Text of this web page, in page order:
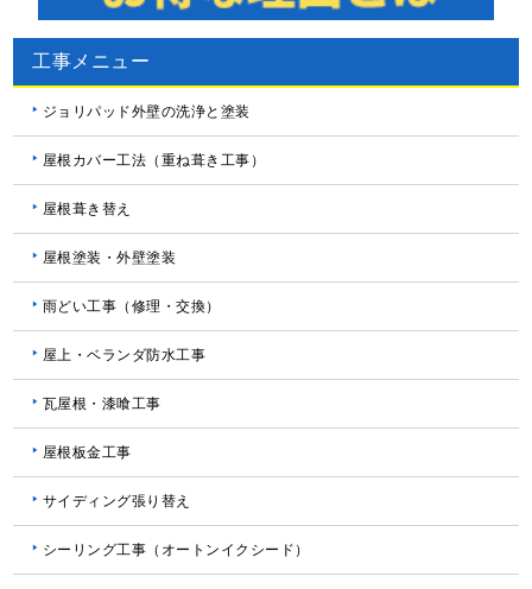
工事メニュー
ジョリパッド外壁の洗浄と塗装
屋根カバー工法（重ね葺き工事）
屋根葺き替え
屋根塗装・外壁塗装
雨どい工事（修理・交換）
屋上・ベランダ防水工事
瓦屋根・漆喰工事
屋根板金工事
サイディング張り替え
シーリング工事（オートンイクシード）